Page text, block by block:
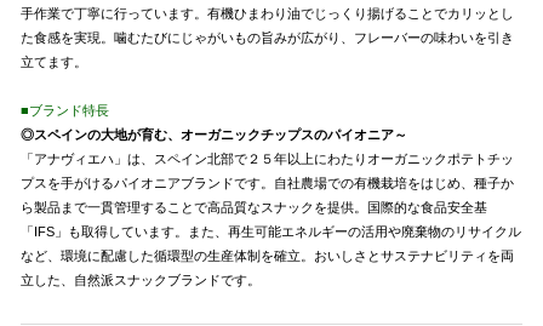
手作業で丁寧に行っています。有機ひまわり油でじっくり揚げることでカリッとし
た食感を実現。噛むたびにじゃがいもの旨みが広がり、フレーバーの味わいを引き
立てます。
■ブランド特長
◎スペインの大地が育む、オーガニックチップスのパイオニア～
「アナヴィエハ」は、スペイン北部で２５年以上にわたりオーガニックポテトチッ
プスを手がけるパイオニアブランドです。自社農場での有機栽培をはじめ、種子か
ら製品まで一貫管理することで高品質なスナックを提供。国際的な食品安全基
「IFS」も取得しています。また、再生可能エネルギーの活用や廃棄物のリサイクル
など、環境に配慮した循環型の生産体制を確立。おいしさとサステナビリティを両
立した、自然派スナックブランドです。